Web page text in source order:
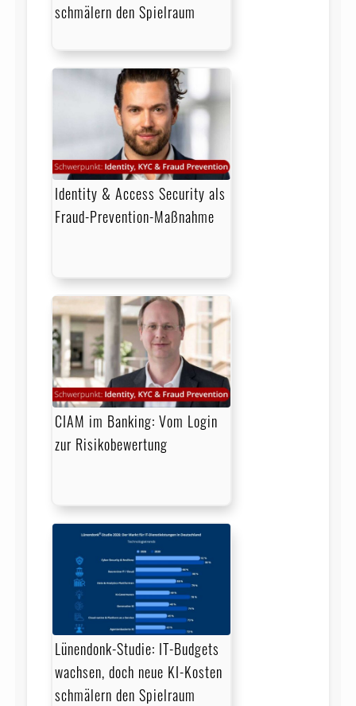
schmälern den Spielraum
Identity & Access Security als
Fraud-Prevention-Maßnahme
CIAM im Banking: Vom Login
zur Risikobewertung
Lünendonk-Studie: IT-Budgets
wachsen, doch neue KI-Kosten
schmälern den Spielraum